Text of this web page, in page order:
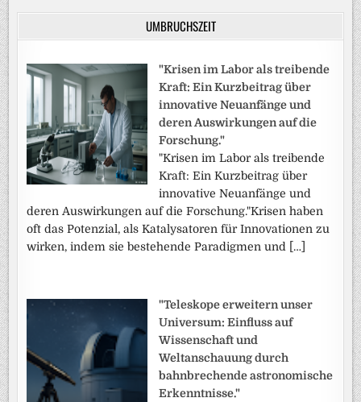
UMBRUCHSZEIT
"Krisen im Labor als treibende
Kraft: Ein Kurzbeitrag über
innovative Neuanfänge und
deren Auswirkungen auf die
Forschung."
"Krisen im Labor als treibende
Kraft: Ein Kurzbeitrag über
innovative Neuanfänge und
deren Auswirkungen auf die Forschung."Krisen haben
oft das Potenzial, als Katalysatoren für Innovationen zu
wirken, indem sie bestehende Paradigmen und […]
"Teleskope erweitern unser
Universum: Einfluss auf
Wissenschaft und
Weltanschauung durch
bahnbrechende astronomische
Erkenntnisse."